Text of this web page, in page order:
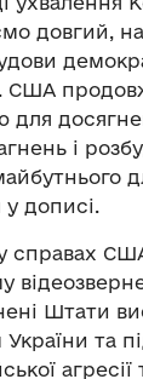
довгий,
США
для
і
у дописі.
справах
Штати
та
агресії